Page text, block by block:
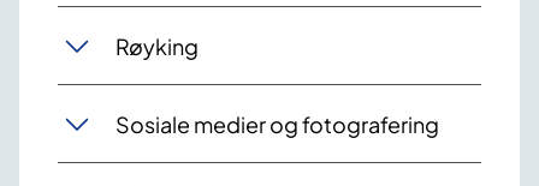
Røyking
Sosiale medier og fotografering